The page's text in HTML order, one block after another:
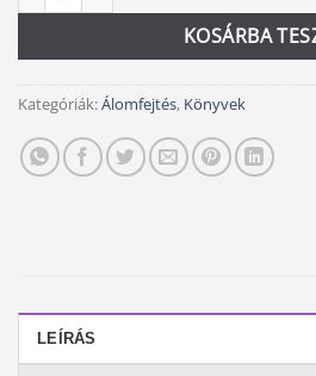
4
299 Ft.
4
000
KOSÁRBA
Kategóriák:Álomfejtés, Könyvek
LEÍRÁS